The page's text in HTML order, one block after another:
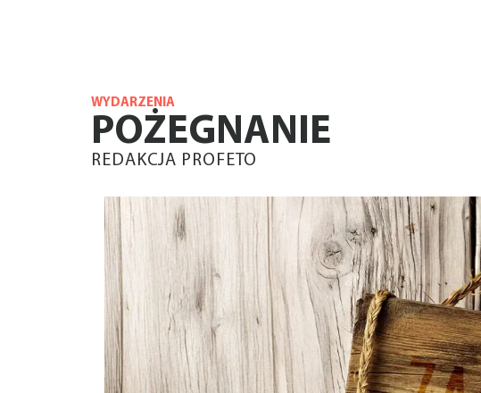
WYDARZENIA
POŻEGNANIE
REDAKCJA PROFETO